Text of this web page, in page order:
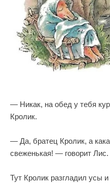
— Никак, на обед у тебя
Кролик.
— Да, братец Кролик, а
свеженькая! — говорит Лис.
Тут Кролик разгладил усы и